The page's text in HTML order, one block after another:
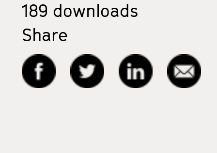
189 downloads
Share